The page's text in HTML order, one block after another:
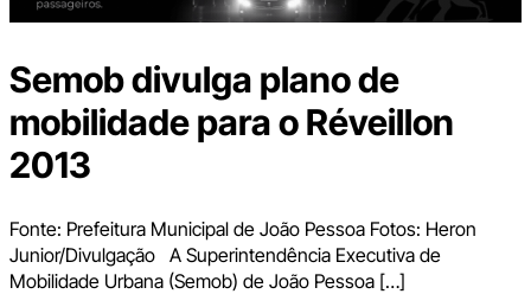
Semob divulga plano de
mobilidade para o Réveillon
2013
Fonte: Prefeitura Municipal de João Pessoa Fotos: Heron
Junior/Divulgação A Superintendência Executiva de
Mobilidade Urbana (Semob) de João Pessoa […]